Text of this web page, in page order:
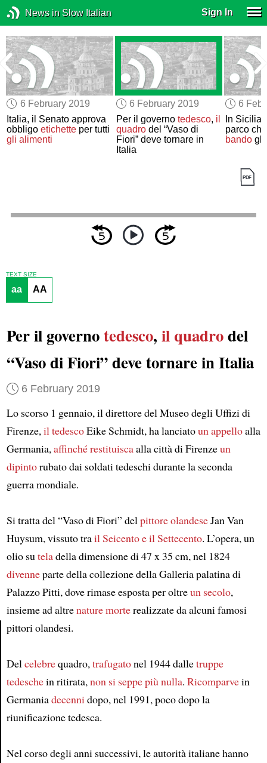
News in Slow Italian Sign In
6 February 2019
Italia, il Senato approva
obbligoetichette per tutti
gli alimenti
6 February 2019
Per il governo tedesco, il
quadrodel “Vaso di
Fiori” deve tornare in
Italia
6
In Sicilia
parco
bandogli
TEXT SIZE
aa AA
Per il governotedesco, il quadrodel
“Vaso di Fiori” deve tornare in Italia
6 February 2019
Lo scorso 1 gennaio, il direttore del Museo degli Uffizi di
Firenze,il tedescoEike Schmidt, ha lanciatoun appelloalla
Germania,affinchérestituiscaalla città di Firenzeun
dipintorubato dai soldati tedeschi durante la seconda
guerra mondiale.
Si tratta del “Vaso di Fiori” delpittore olandeseJan Van
Huysum, vissuto trail Seicento e il Settecento. L’opera, un
olio suteladella dimensione di 47 x 35 cm, nel 1824
divenneparte della collezione della Galleria palatina di
Palazzo Pitti, dove rimase esposta per oltreun secolo,
insieme ad altrenature morterealizzate da alcuni famosi
pittori olandesi.
Delcelebrequadro,trafugatonel 1944 dalletruppe
tedeschein ritirata,non si seppe più nulla. Ricomparvein
Germaniadecennidopo, nel 1991, poco dopo la
riunificazione tedesca.
Nel corso degli anni successivi, le autorità italiane hanno